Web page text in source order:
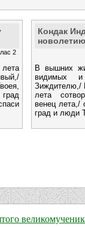
2
Кондак
В вышних
видимых
Зиждителю,/
лета
венец лета,/
град и люди